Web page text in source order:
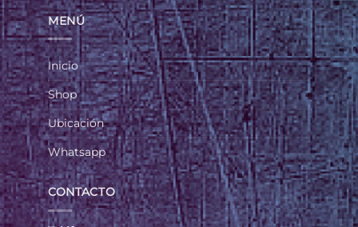
MENÚ
Inicio
Shop
Ubicación
Whatsapp
CONTACTO